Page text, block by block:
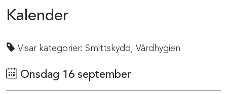
Kalender
Visar kategorier: Smittskydd, Vårdhygien
Onsdag 16 september